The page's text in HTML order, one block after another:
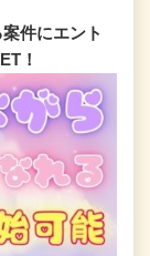
件にエント
！